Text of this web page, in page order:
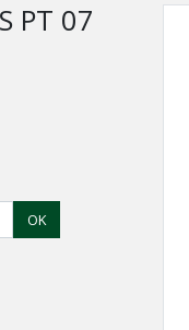
PT 07
OK